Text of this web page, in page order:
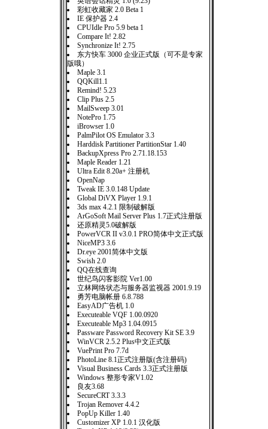
彩虹收藏家 2.0 Beta 1
IE 保护器 2.4
CPUIdle Pro 5.9 beta 1
Compare It! 2.82
Synchronize It! 2.75
东方快车 3000 企业正式版（可不是专家
版哦）
Maple 3.1
QQKill1.1
Remind! 5.23
Clip Plus 2.5
MailSweep 3.01
NotePro 1.75
iBrowser 1.0
PalmPilot OS Emulator 3.3
Harddisk Partitioner PartitionStar 1.40
BackupXpress Pro 2.71.18.153
Maple Reader 1.21
Ultra Edit 8.20a+ 注册机
OpenNap
Tweak IE 3.0.148 Update
Global DiVX Player 1.9.1
3ds max 4.2.1 限制破解版
ArGoSoft Mail Server Plus 1.7正式注册版
还原精灵5.0破解版
PowerVCR II v3.0.1 PRO简体中文正式版
NiceMP3 3.6
Dr.eye 2001简体中文版
Swish 2.0
QQ在线查询
世纪鸟闪客影院 Ver1.00
立林网络状态与服务器监视器 2001.9.19
勇芳电脑帐册 6.8.788
EasyAD广告机 1.0
Executeable VQF 1.00.0920
Executeable Mp3 1.04.0915
Passware Password Recovery Kit SE 3.9
WinVCR 2.5.2 Plus中文正式版
VuePrint Pro 7.7d
PhotoLine 8.1正式注册版(含注册码)
Visual Business Cards 3.3正式注册版
Windows 整形专家V1.02
良友3.68
SecureCRT 3.3.3
Trojan Remover 4.4.2
PopUp Killer 1.40
Customizer XP 1.0.1 汉化版